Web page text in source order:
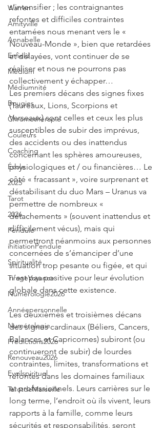
Warren
Amityville
Annabelle
Enfield
Médium
Médiumnité
Bougies
Chromothérapie
Couleurs
Coaching
École
2025
Tarot
2026
Pendule
initiationPendule
Spiritualité
TirageVoyance
Numérologie2026
Annéepersonnelle
Numérologie
Prédictions2026
Renouveau2026
Eveilspirituel
TarotdeMarseille
s’intensifier ; les contraignantes
refontes et difficiles contraintes
entamées nous menant vers le «
Nouveau-Monde », bien que retardées
et délayées, vont continuer de se
réaliser et nous ne pourrons pas
collectivement y échapper…
Les premiers décans des signes fixes
(Taureaux, Lions, Scorpions et
Verseaux) sont celles et ceux les plus
susceptibles de subir des imprévus,
des accidents ou des inattendus
concernant les sphères amoureuses,
physiologiques et / ou financières… Le
côté « fracassant », voire surprenant et
déstabilisant du duo Mars – Uranus va
permettre de nombreux «
détachements » (souvent inattendus et
difficilement vécus), mais qui
permettront néanmoins aux personnes
concernées de s’émanciper d’une
situation trop pesante ou figée, et qui
n’est pas positive pour leur évolution
globale dans cette existence.
Les deuxièmes et troisièmes décans
des signes cardinaux (Béliers, Cancers,
Balances et Capricornes) subiront (ou
continueront de subir) de lourdes
contraintes, limites, transformations et
refontes dans les domaines familiaux
et professionnels. Leurs carrières sur le
long terme, l’endroit où ils vivent, leurs
rapports à la famille, comme leurs
sécurités et responsabilités, seront